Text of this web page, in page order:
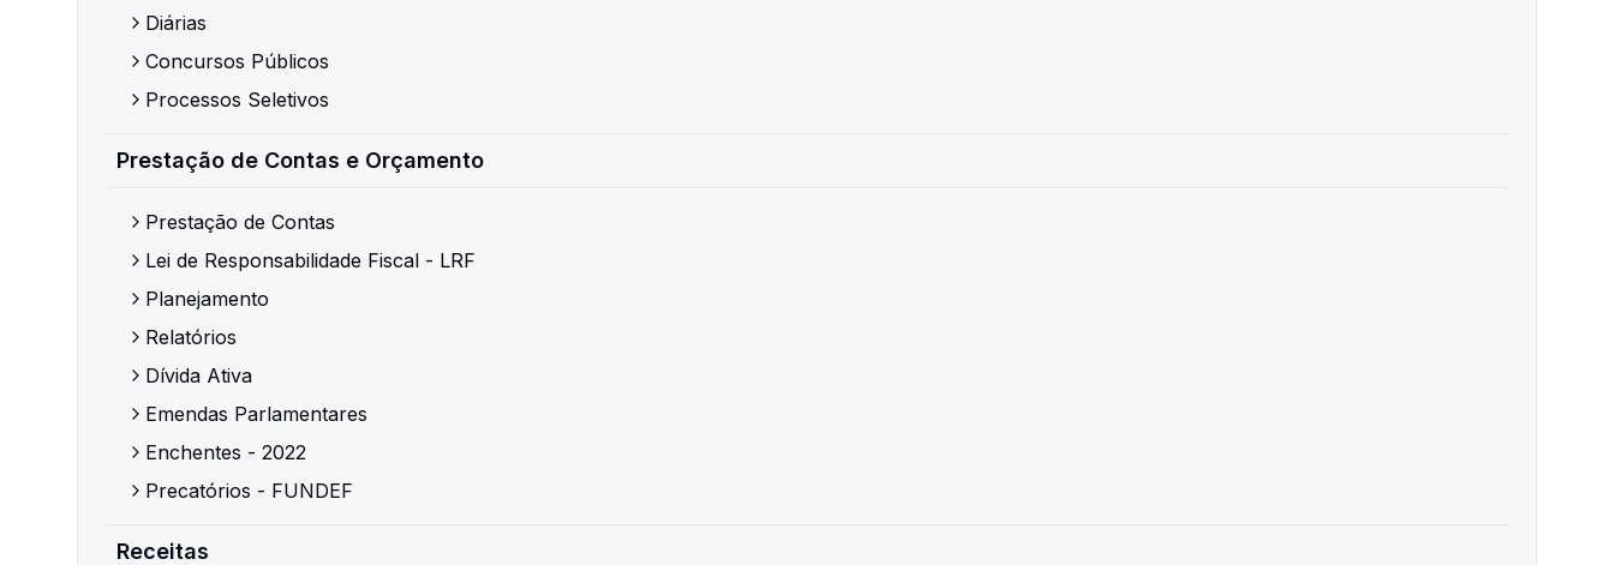
Diárias
Concursos Públicos
Processos Seletivos
Prestação de Contas e Orçamento
Prestação de Contas
Lei de Responsabilidade Fiscal - LRF
Planejamento
Relatórios
Dívida Ativa
Emendas Parlamentares
Enchentes - 2022
Precatórios - FUNDEF
Receitas